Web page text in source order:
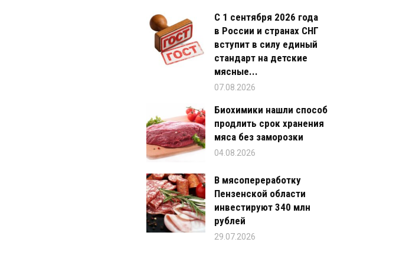
С 1 сентября 2026 года
в России и странах СНГ
вступит в силу единый
стандарт на детские
мясные...
07.08.2026
Биохимики нашли способ
продлить срок хранения
мяса без заморозки
04.08.2026
В мясопереработку
Пензенской области
инвестируют 340 млн
рублей
29.07.2026